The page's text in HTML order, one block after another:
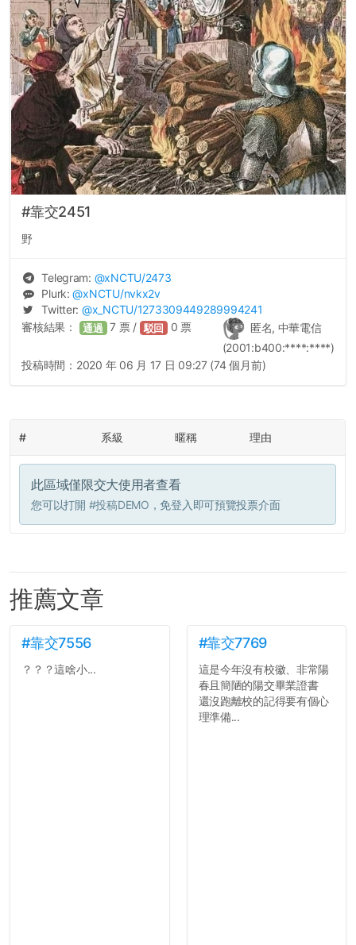
#靠交2451
野
Telegram: @xNCTU/2473
Plurk:@xNCTU/nvkx2v
Twitter: @x_NCTU/1273309449289994241
匿名, 中華電信
(2001:b400:****:****)
審核結果： 通過 7 票 / 駁回 0 票
投稿時間： 2020 年 06 月 17 日 09:27 (74 個月前)
# 系級 暱稱 理由
此區域僅限交大使用者查看
您可以打開 #投稿DEMO ，免登入即可預覽投票介面
推薦文章
#靠交7556
？？？這啥小...
#靠交7769
這是今年沒有校徽、非常陽
春且簡陋的陽交畢業證書
還沒跑離校的記得要有個心
理準備...